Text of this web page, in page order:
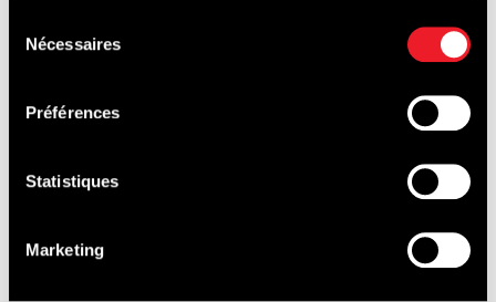
Nécessaires
Préférences
Statistiques
Marketing